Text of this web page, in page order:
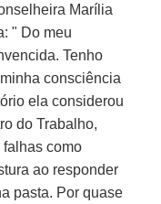
Marília
" Do meu
Tenho
consciência
ela considerou
do Trabalho,
como
ao responder
pasta. Por quase